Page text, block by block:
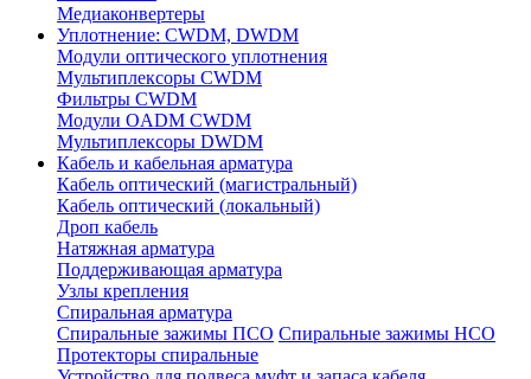
Медиаконвертеры
Уплотнение: CWDM, DWDM
Модули оптического уплотнения
Мультиплексоры CWDM
Фильтры CWDM
Модули OADM CWDM
Мультиплексоры DWDM
Кабель и кабельная арматура
Кабель оптический (магистральный)
Кабель оптический (локальный)
Дроп кабель
Натяжная арматура
Поддерживающая арматура
Узлы крепления
Спиральная арматура
Спиральные зажимы ПСО Спиральные зажимы НСО
Протекторы спиральные